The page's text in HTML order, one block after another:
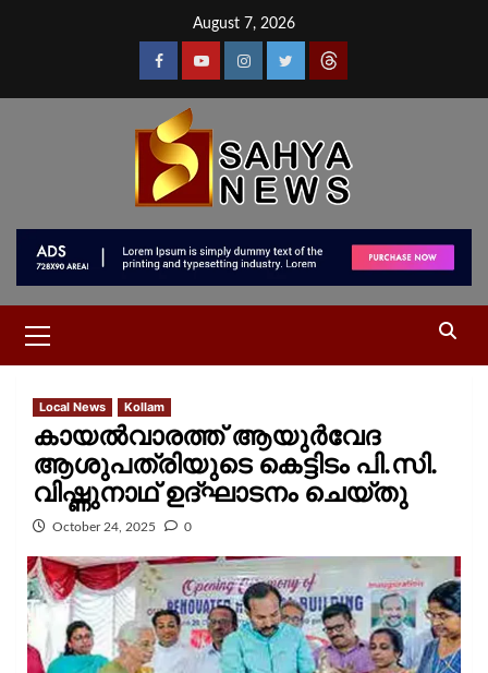
August 7, 2026
Local News Kollam
കായൽവാരത്ത് ആയുർവേദ
ആശുപത്രിയുടെ കെട്ടിടം പി.സി.
വിഷ്ണുനാഥ് ഉദ്ഘാടനം ചെയ്തു
October 24, 2025 0